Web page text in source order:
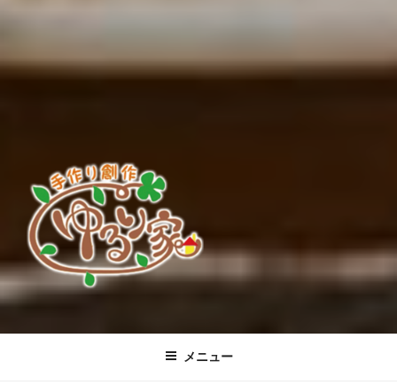
すすきの「手作り創作 ゆるり家」公
式ホームページ
ご用意！店主自慢の「グラタン」をはじめ、道産刺身ホタテをレアで焼
メニュー